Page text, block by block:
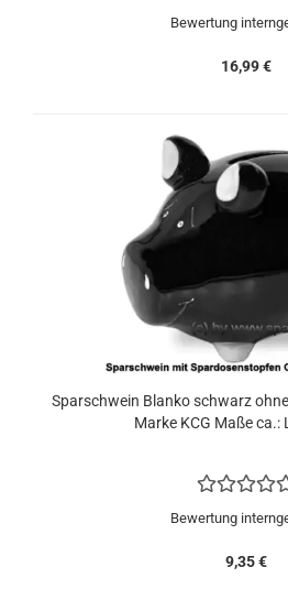
Bewertung
16,99 €
Sparschwein Blanko schwarz
Marke KCG Maße ca.:
Bewertung
9,35 €